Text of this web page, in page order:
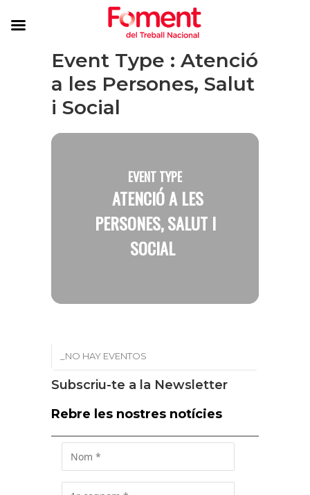
Event Type : Atenció
a les Persones, Salut
i Social
EVENT TYPE
ATENCIÓ A LES
PERSONES, SALUT I
SOCIAL
_NO HAY EVENTOS
Subscriu-te a la Newsletter
Rebre les nostres notícies